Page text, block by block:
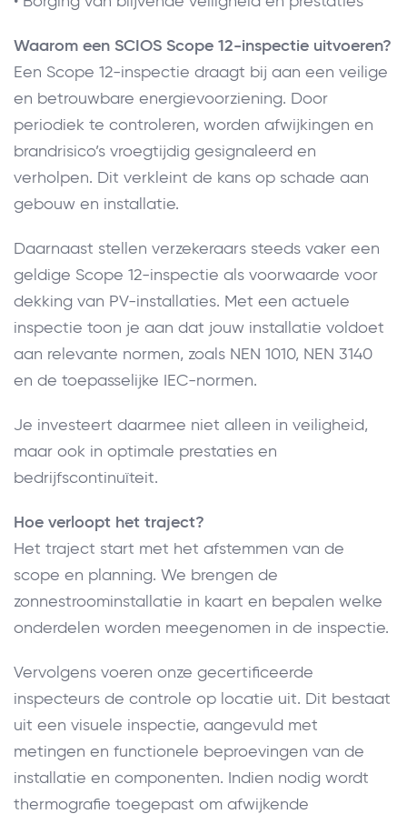
Waarom een SCIOS Scope 12-inspectie uitvoeren?
Een Scope 12-inspectie draagt bij aan een veilige
en betrouwbare energievoorziening. Door
periodiek te controleren, worden afwijkingen en
brandrisico’s vroegtijdig gesignaleerd en
verholpen. Dit verkleint de kans op schade aan
gebouw en installatie.
Daarnaast stellen verzekeraars steeds vaker een
geldige Scope 12-inspectie als voorwaarde voor
dekking van PV-installaties. Met een actuele
inspectie toon je aan dat jouw installatie voldoet
aan relevante normen, zoals NEN 1010, NEN 3140
en de toepasselijke IEC-normen.
Je investeert daarmee niet alleen in veiligheid,
maar ook in optimale prestaties en
bedrijfscontinuïteit.
Hoe verloopt het traject?
Het traject start met het afstemmen van de
scope en planning. We brengen de
zonnestroominstallatie in kaart en bepalen welke
onderdelen worden meegenomen in de inspectie.
Vervolgens voeren onze gecertificeerde
inspecteurs de controle op locatie uit. Dit bestaat
uit een visuele inspectie, aangevuld met
metingen en functionele beproevingen van de
installatie en componenten. Indien nodig wordt
thermografie toegepast om afwijkende